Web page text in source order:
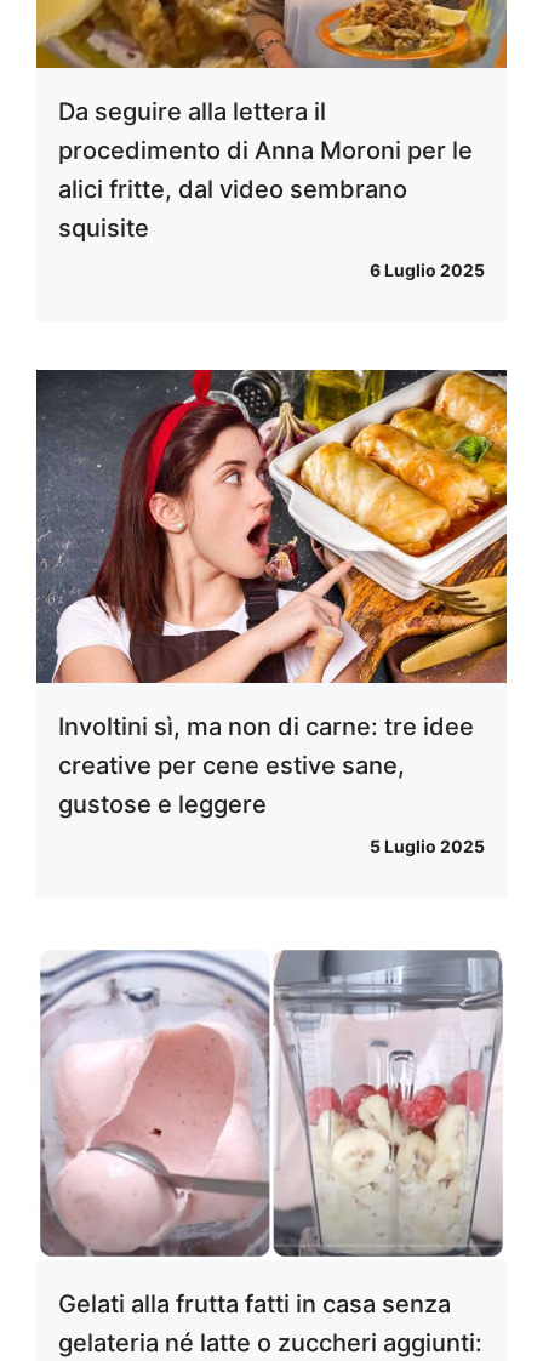
Da seguire alla lettera il
procedimento di Anna Moroni per le
alici fritte, dal video sembrano
squisite
6 Luglio 2025
Involtini sì, ma non di carne: tre idee
creative per cene estive sane,
gustose e leggere
5 Luglio 2025
Gelati alla frutta fatti in casa senza
gelateria né latte o zuccheri aggiunti: